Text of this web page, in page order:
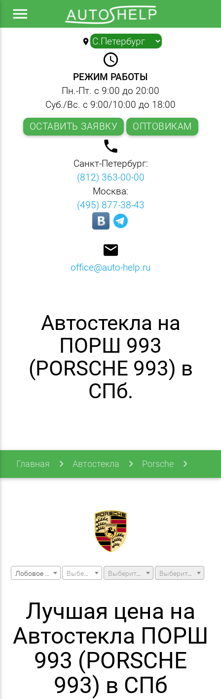
menu
location_on ▼
query_builder
РЕЖИМ РАБОТЫ
Пн.-Пт. с 9:00 до 20:00
Суб./Вс. с 9:00/10:00 до 18:00
ОСТАВИТЬ ЗАЯВКУ
ОПТОВИКАМ
local_phone
Санкт-Петербург:
(812) 363-00-00
Москва:
(495) 877-38-43
email
office@auto-help.ru
Автостекла на
ПОРШ 993
(PORSCHE 993) в
СПб.
Главная Автостекла Porsche
Выберите модель машины Выберите модификацию
Лучшая цена на
Автостекла ПОРШ
993 (PORSCHE
993) в СПб